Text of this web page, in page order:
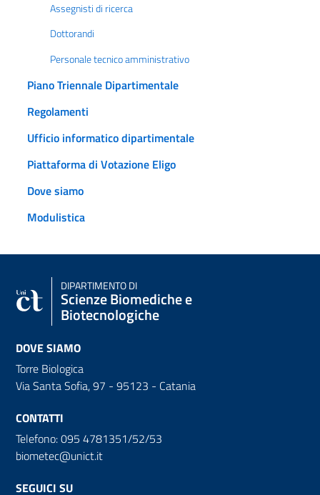
Assegnisti di ricerca
Dottorandi
Personale tecnico amministrativo
Piano Triennale Dipartimentale
Regolamenti
Ufficio informatico dipartimentale
Piattaforma di Votazione Eligo
Dove siamo
Modulistica
DIPARTIMENTO DI
Scienze Biomediche e
Biotecnologiche
DOVE SIAMO
Torre Biologica
Via Santa Sofia, 97 - 95123 - Catania
CONTATTI
Telefono: 095 4781351/52/53
biometec@unict.it
SEGUICI SU